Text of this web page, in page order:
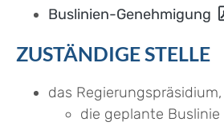
Buslinien-Genehmigung
ZUSTÄNDIGE STELLE
das
die geplante